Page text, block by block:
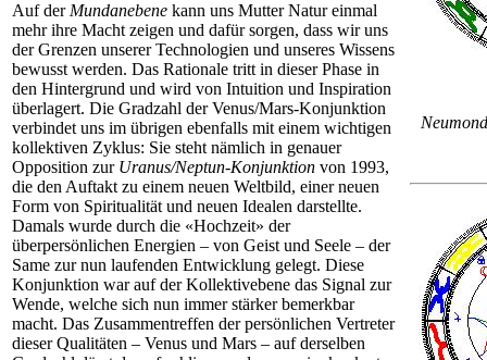
Auf der Mundanebene kann uns Mutter Natur einmal
mehr ihre Macht zeigen und dafür sorgen, dass wir uns
der Grenzen unserer Technologien und unseres Wissens
bewusst werden. Das Rationale tritt in dieser Phase in
den Hintergrund und wird von Intuition und Inspiration
überlagert. Die Gradzahl der Venus/Mars-Konjunktion
verbindet uns im übrigen ebenfalls mit einem wichtigen
kollektiven Zyklus: Sie steht nämlich in genauer
Opposition zur Uranus/Neptun-Konjunktion von 1993,
die den Auftakt zu einem neuen Weltbild, einer neuen
Form von Spiritualität und neuen Idealen darstellte.
Damals wurde durch die «Hochzeit» der
überpersönlichen Energien – von Geist und Seele – der
Same zur nun laufenden Entwicklung gelegt. Diese
Konjunktion war auf der Kollektivebene das Signal zur
Wende, welche sich nun immer stärker bemerkbar
macht. Das Zusammentreffen der persönlichen Vertreter
dieser Qualitäten – Venus und Mars – auf derselben